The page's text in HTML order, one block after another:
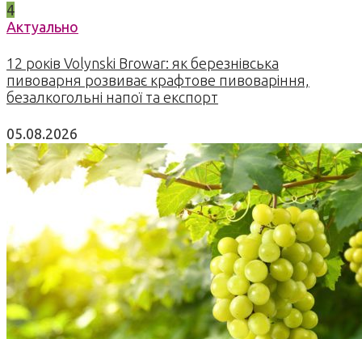
4
Актуально
12 років Volynski Browar: як березнівська
пивоварня розвиває крафтове пивоваріння,
безалкогольні напої та експорт
05.08.2026